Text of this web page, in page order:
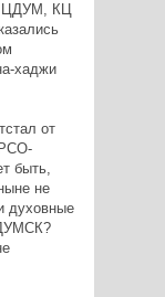
ЦДУМ, КЦ
хаджи
от
быть,
не
духовные